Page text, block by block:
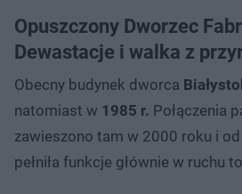
Opuszczony Dworzec
Dewastacje i walka z
Obecny budynek dworca
natomiast w 1985 r. Połączenia
zawieszono tam w 2000 roku i
pełniła funkcje głównie w ruchu